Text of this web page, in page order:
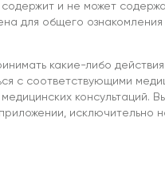
и не может
для общего
какие-либо
с соответствующими
консультаций.
исключительно